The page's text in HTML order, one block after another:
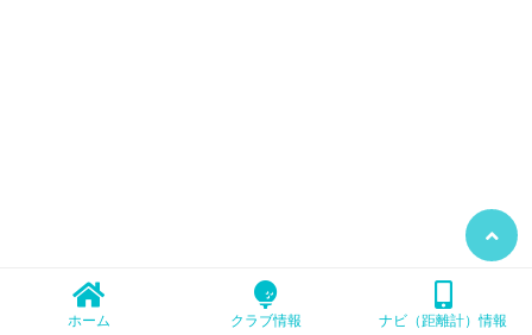
ホーム クラブ情報 ナビ（距離計）情報